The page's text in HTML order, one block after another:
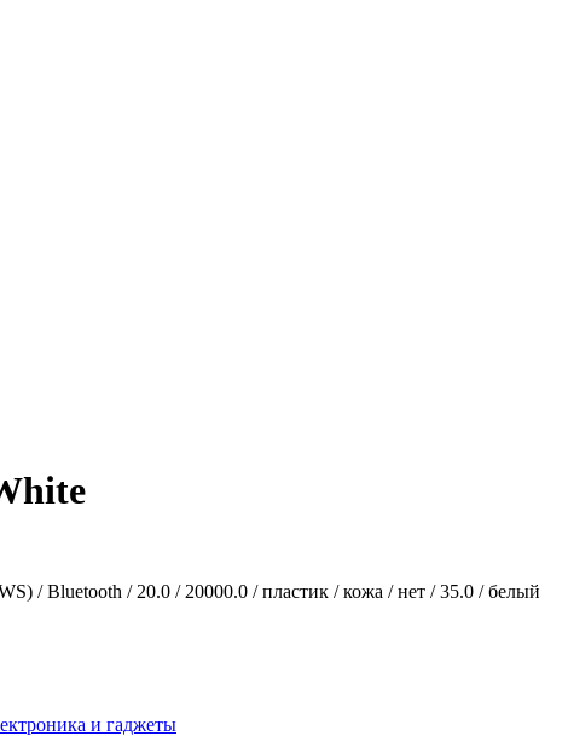
/ Bluetooth / 20.0 / 20000.0 / пластик / кожа / нет / 35.0 / белый
и гаджеты